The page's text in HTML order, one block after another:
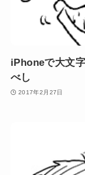
iPhoneで大文
べし
2017年2月27日